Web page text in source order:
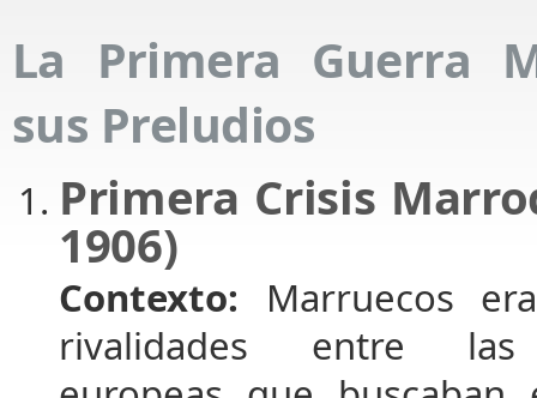
La Primera Guerra
sus Preludios
Primera Crisis
1906)
Contexto: Marruecos
rivalidades entre las